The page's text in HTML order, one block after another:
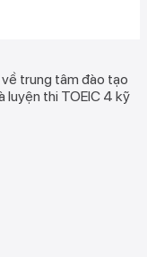
trung tâm đào tạo
luyện thi TOEIC 4 kỹ